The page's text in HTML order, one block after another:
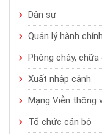
Dân sự
Quản lý hành
Phòng cháy,
Xuất nhập cảnh
Mạng Viễn thông
Tổ chức cán bộ